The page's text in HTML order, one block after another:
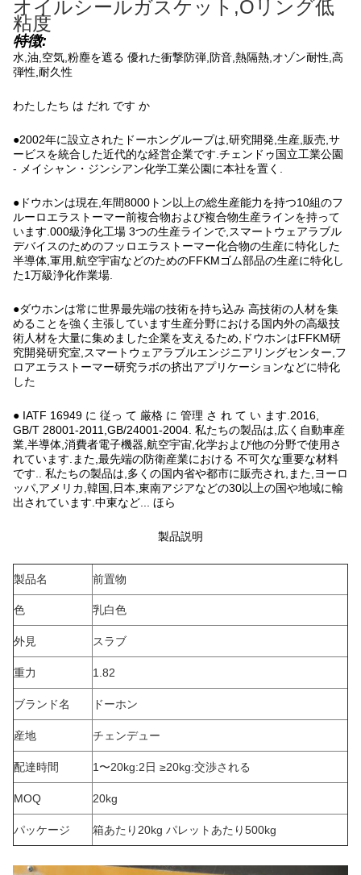
オイルシールガスケット,Oリング低
粘度
特徴:
水,油,空気,粉塵を遮る 優れた衝撃防弾,防音,熱隔熱,オゾン耐性,高
弾性,耐久性
わたしたち は だれ です か
●2002年に設立されたドーホングループは,研究開発,生産,販売,サ
ービスを統合した近代的な経営企業です.チェンドゥ国立工業公園
- メイシャン・ジンシアン化学工業公園に本社を置く.
●ドウホンは現在,年間8000トン以上の総生産能力を持つ10組のフ
ルーロエラストーマー前複合物および複合物生産ラインを持って
います.000級浄化工場 3つの生産ラインで,スマートウェアラブル
デバイスのためのフッロエラストーマー化合物の生産に特化した
半導体,軍用,航空宇宙などのためのFFKMゴム部品の生産に特化し
た1万級浄化作業場.
●ダウホンは常に世界最先端の技術を持ち込み 高技術の人材を集
めることを強く主張しています生産分野における国内外の高級技
術人材を大量に集めました企業を支えるため,ドウホンはFFKM研
究開発研究室,スマートウェアラブルエンジニアリングセンター,フ
ロアエラストーマー研究ラボの挤出アプリケーションなどに特化
した
● IATF 16949 に 従っ て 厳格 に 管理 さ れ て い ます.2016,
GB/T 28001-2011,GB/24001-2004. 私たちの製品は,広く自動車産
業,半導体,消費者電子機器,航空宇宙,化学および他の分野で使用さ
れています.また,最先端の防衛産業における 不可欠な重要な材料
です.. 私たちの製品は,多くの国内省や都市に販売され,また,ヨーロ
ッパ,アメリカ,韓国,日本,東南アジアなどの30以上の国や地域に輸
出されています.中東など... ほら
製品説明
製品名 前置物
色 乳白色
外見 スラブ
重力 1.82
ブランド名 ドーホン
産地 チェンデュー
配達時間 1〜20kg:2日 ≥20kg:交渉される
MOQ 20kg
パッケージ 箱あたり20kg パレットあたり500kg